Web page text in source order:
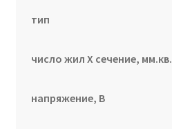
тип
число жил Х сечение, мм.кв.
напряжение, В